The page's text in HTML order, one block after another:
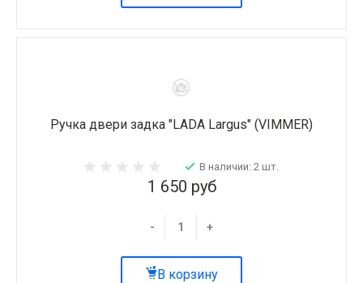
Ручка двери задка "LADA Largus" (VIMMER)
В наличии: 2 шт.
1 650 руб
- +
В корзину